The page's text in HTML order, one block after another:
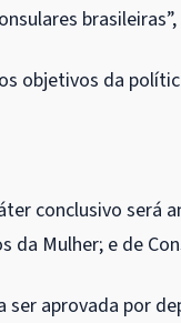
objetivos da
conclusivo será
da Mulher; e de
ser aprovada por